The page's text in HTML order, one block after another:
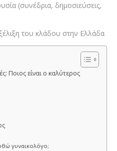
(συνέδρια, δημοσιεύσεις,
του κλάδου στην Ελλάδα
Ποιος είναι ο καλύτερος
γυναικολόγο;